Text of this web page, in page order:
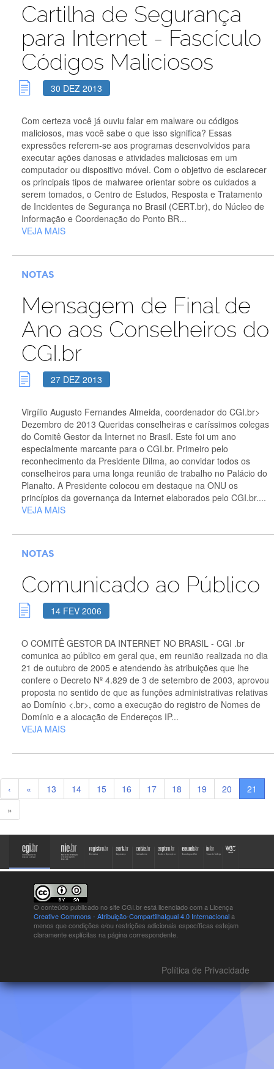
Cartilha de Segurança
para Internet - Fascículo
Códigos Maliciosos
30 DEZ 2013
Com certeza você já ouviu falar em malware ou códigos
maliciosos, mas você sabe o que isso significa? Essas
expressões referem-se aos programas desenvolvidos para
executar ações danosas e atividades maliciosas em um
computador ou dispositivo móvel. Com o objetivo de esclarecer
os principais tipos de malwaree orientar sobre os cuidados a
serem tomados, o Centro de Estudos, Resposta e Tratamento
de Incidentes de Segurança no Brasil (CERT.br), do Núcleo de
Informação e Coordenação do Ponto BR...
VEJA MAIS
NOTAS
Mensagem de Final de
Ano aos Conselheiros do
CGI.br
27 DEZ 2013
Virgílio Augusto Fernandes Almeida, coordenador do CGI.br>
Dezembro de 2013 Queridas conselheiras e caríssimos colegas
do Comitê Gestor da Internet no Brasil. Este foi um ano
especialmente marcante para o CGI.br. Primeiro pelo
reconhecimento da Presidente Dilma, ao convidar todos os
conselheiros para uma longa reunião de trabalho no Palácio do
Planalto. A Presidente colocou em destaque na ONU os
princípios da governança da Internet elaborados pelo CGI.br....
VEJA MAIS
NOTAS
Comunicado ao Público
14 FEV 2006
O COMITÊ GESTOR DA INTERNET NO BRASIL - CGI .br
comunica ao público em geral que, em reunião realizada no dia
21 de outubro de 2005 e atendendo às atribuições que lhe
confere o Decreto Nº 4.829 de 3 de setembro de 2003, aprovou
proposta no sentido de que as funções administrativas relativas
ao Domínio <.br>, como a execução do registro de Nomes de
Domínio e a alocação de Endereços IP...
VEJA MAIS
‹ « 13 14 15 16 17 18 19 20
21
»
O conteúdo publicado no site CGI.br está licenciado com a Licença
Creative Commons - Atribuição-CompartilhaIgual 4.0 Internacionala
menos que condições e/ou restrições adicionais específicas estejam
claramente explícitas na página correspondente.
Política de Privacidade